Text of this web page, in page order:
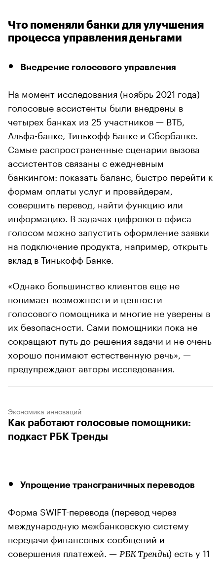
Что поменяли банки для улучшения
процесса управления деньгами
Внедрение голосового управления
На момент исследования (ноябрь 2021 года)
голосовые ассистенты были внедрены в
четырех банках из 25 участников — ВТБ,
Альфа-банке, Тинькофф Банке и Сбербанке.
Самые распространенные сценарии вызова
ассистентов связаны с ежедневным
банкингом: показать баланс, быстро перейти к
формам оплаты услуг и провайдерам,
совершить перевод, найти функцию или
информацию. В задачах цифрового офиса
голосом можно запустить оформление заявки
на подключение продукта, например, открыть
вклад в Тинькофф Банке.
«Однако большинство клиентов еще не
понимает возможности и ценности
голосового помощника и многие не уверены в
их безопасности. Сами помощники пока не
сокращают путь до решения задачи и не очень
хорошо понимают естественную речь», —
предупреждают авторы исследования.
Экономика инноваций
Как работают голосовые помощники:
подкаст РБК Тренды
Упрощение трансграничных переводов
Форма SWIFT-перевода (перевод через
международную межбанковскую систему
передачи финансовых сообщений и
совершения платежей. — РБК Тренды) есть у 11